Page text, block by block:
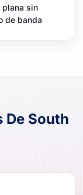
plana sin
de banda
De South